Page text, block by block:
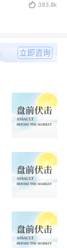
 383.8k
立即咨询